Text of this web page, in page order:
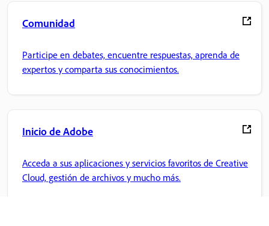
Comunidad
Participe en debates, encuentre respuestas, aprenda de
expertos y comparta sus conocimientos.
Inicio de Adobe
Acceda a sus aplicaciones y servicios favoritos de Creative
Cloud, gestión de archivos y mucho más.